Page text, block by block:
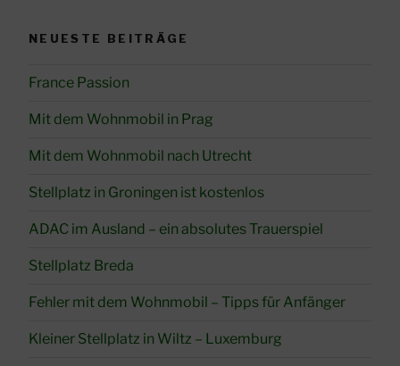
NEUESTE BEITRÄGE
France Passion
Mit dem Wohnmobil in Prag
Mit dem Wohnmobil nach Utrecht
Stellplatz in Groningen ist kostenlos
ADAC im Ausland – ein absolutes Trauerspiel
Stellplatz Breda
Fehler mit dem Wohnmobil – Tipps für Anfänger
Kleiner Stellplatz in Wiltz – Luxemburg